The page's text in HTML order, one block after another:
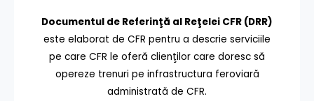
Documentul de Referinţă al Reţelei CFR (DRR)
este elaborat de CFR pentru a descrie serviciile
pe care CFR le oferă clienţilor care doresc să
opereze trenuri pe infrastructura feroviară
administrată de CFR.